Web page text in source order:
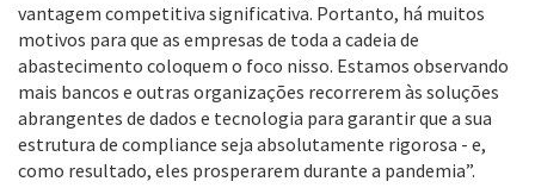
vantagem competitiva significativa. Portanto, há muitos
motivos para que as empresas de toda a cadeia de
abastecimento coloquem o foco nisso. Estamos observando
mais bancos e outras organizações recorrerem às soluções
abrangentes de dados e tecnologia para garantir que a sua
estrutura de compliance seja absolutamente rigorosa - e,
como resultado, eles prosperarem durante a pandemia”.